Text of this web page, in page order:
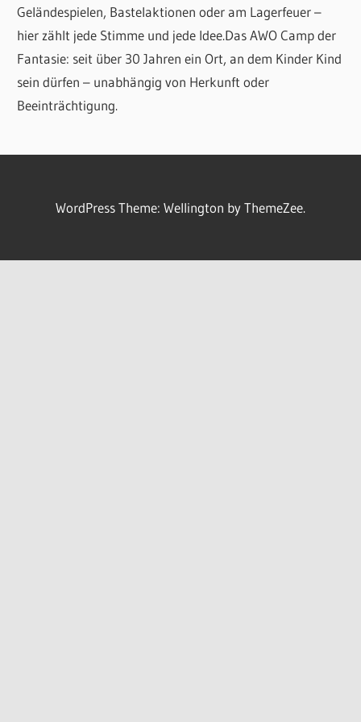
Geländespielen, Bastelaktionen oder am Lagerfeuer –
hier zählt jede Stimme und jede Idee.Das AWO Camp der
Fantasie: seit über 30 Jahren ein Ort, an dem Kinder Kind
sein dürfen – unabhängig von Herkunft oder
Beeinträchtigung.
WordPress Theme: Wellington by ThemeZee.